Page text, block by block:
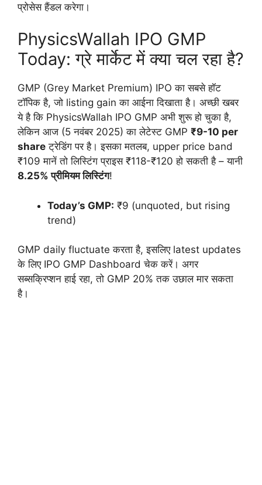
प्रोसेस हैंडल करेगा।
PhysicsWallah IPO GMP
Today: ग्रे मार्केट में क्या चल रहा है?
GMP (Grey Market Premium) IPO का सबसे हॉट
टॉपिक है, जो listing gain का आईना दिखाता है। अच्छी खबर
ये है कि PhysicsWallah IPO GMP अभी शुरू हो चुका है,
लेकिन आज (5 नवंबर 2025) का लेटेस्ट GMP ₹9-10 per
share ट्रेडिंग पर है। इसका मतलब, upper price band
₹109 मानें तो लिस्टिंग प्राइस ₹118-₹120 हो सकती है – यानी
8.25% प्रीमियम लिस्टिंग!
Today’s GMP: ₹9 (unquoted, but rising
trend)
GMP daily fluctuate करता है, इसलिए latest updates
के लिए IPO GMP Dashboard चेक करें। अगर
सब्सक्रिप्शन हाई रहा, तो GMP 20% तक उछाल मार सकता
है।